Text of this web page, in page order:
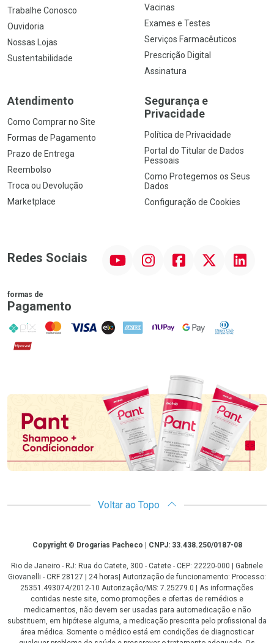
Trabalhe Conosco
Ouvidoria
Nossas Lojas
Sustentabilidade
Vacinas
Exames e Testes
Serviços Farmacêuticos
Prescrição Digital
Assinatura
Atendimento
Como Comprar no Site
Formas de Pagamento
Prazo de Entrega
Reembolso
Troca ou Devolução
Marketplace
Segurança e
Privacidade
Política de Privacidade
Portal do Titular de Dados
Pessoais
Como Protegemos os Seus
Dados
Configuração de Cookies
Redes Sociais InstagramFacebookTwitter Linkedin
formas de
Pagamento
PIX MasterCard
VISA ELO AMEX NuPay Google PayDiners Club
Hipercard
Voltar ao Topo
CopyrightCopyright © Drogarias Pacheco | CNPJ: 33.438.250/0187-08
Rio de Janeiro - RJ: Rua do Catete, 300 - Catete - CEP: 22220-000 | Gabriele
Giovanelli - CRF 28127 | 24 horas| Autorização de funcionamento: Processo:
25351.493074/2012-10 Autorização/MS: 7.25279.0 | As informações
contidas neste site, como promoções e ofertas de remédios e
medicamentos, não devem ser usadas para automedicação e não
substituem, em hipótese alguma, a medicação prescrita pelo profissional da
área médica. Somente o médico está em condições de diagnosticar